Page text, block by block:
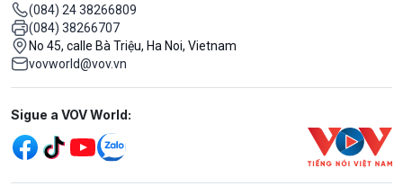
(084) 24 38266809
(084) 38266707
No 45, calle Bà Triệu, Ha Noi, Vietnam
vovworld@vov.vn
Mạng xã hội
Sigue a VOV World: